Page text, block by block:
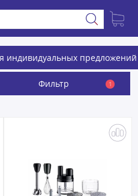
индивидуальных предложений
Фильтр 1